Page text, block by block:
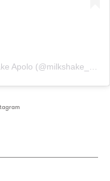
Una publicación compartida de Milkshake Apolo (@milkshake_apolo)